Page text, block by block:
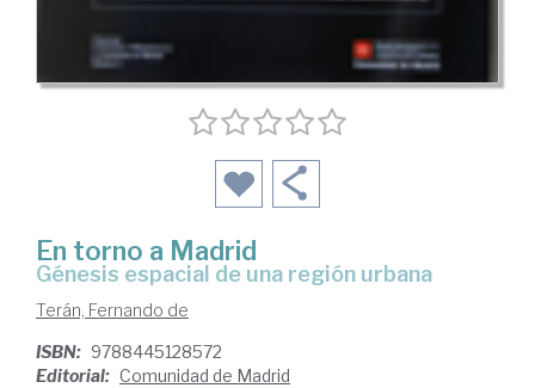
En torno a Madrid
génesis espacial de una región urbana
Terán, Fernando de
ISBN: 9788445128572
Editorial: Comunidad de Madrid